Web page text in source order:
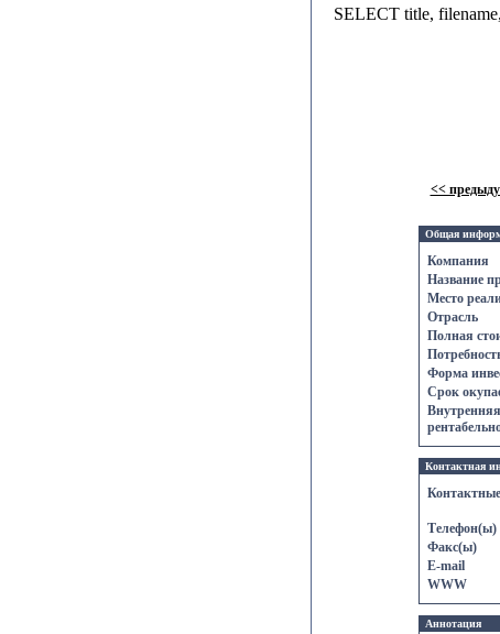
SELECT title,
<<
Общая
Компания
Название
Место
Отрасль
Полная
Форма
Срок
Контактнaя
Телефон(ы)
Факс(ы)
E-mail
WWW
Аннотация